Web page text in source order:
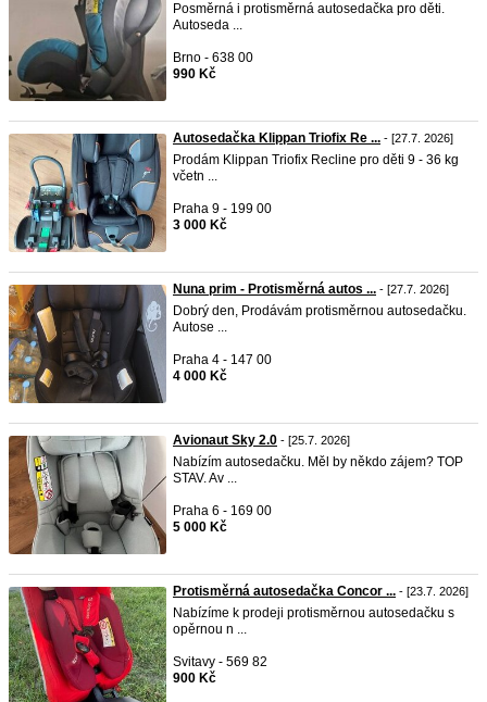
Posměrná i protisměrná autosedačka pro děti.
Autoseda ...
Brno - 638 00
990 Kč
Autosedačka Klippan Triofix Re ... - [27.7. 2026]
Prodám Klippan Triofix Recline pro děti 9 - 36 kg
včetn ...
Praha 9 - 199 00
3 000 Kč
Nuna prim - Protisměrná autos ... - [27.7. 2026]
Dobrý den, Prodávám protisměrnou autosedačku.
Autose ...
Praha 4 - 147 00
4 000 Kč
Avionaut Sky 2.0 - [25.7. 2026]
Nabízím autosedačku. Měl by někdo zájem? TOP
STAV. Av ...
Praha 6 - 169 00
5 000 Kč
Protisměrná autosedačka Concor ... - [23.7. 2026]
Nabízíme k prodeji protisměrnou autosedačku s
opěrnou n ...
Svitavy - 569 82
900 Kč